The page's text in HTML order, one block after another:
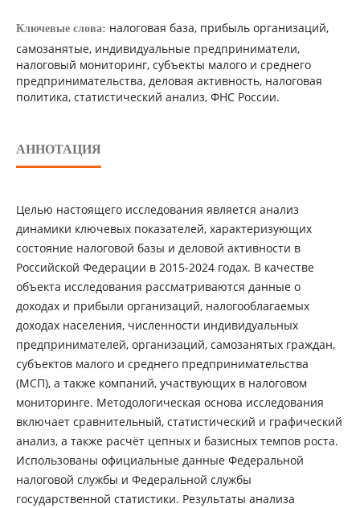
Ключевые слова: налоговая база, прибыль организаций,
самозанятые, индивидуальные предприниматели,
налоговый мониторинг, субъекты малого и среднего
предпринимательства, деловая активность, налоговая
политика, статистический анализ, ФНС России.
АННОТАЦИЯ
Целью настоящего исследования является анализ
динамики ключевых показателей, характеризующих
состояние налоговой базы и деловой активности в
Российской Федерации в 2015-2024 годах. В качестве
объекта исследования рассматриваются данные о
доходах и прибыли организаций, налогооблагаемых
доходах населения, численности индивидуальных
предпринимателей, организаций, самозанятых граждан,
субъектов малого и среднего предпринимательства
(МСП), а также компаний, участвующих в налоговом
мониторинге. Методологическая основа исследования
включает сравнительный, статистический и графический
анализ, а также расчёт цепных и базисных темпов роста.
Использованы официальные данные Федеральной
налоговой службы и Федеральной службы
государственной статистики. Результаты анализа